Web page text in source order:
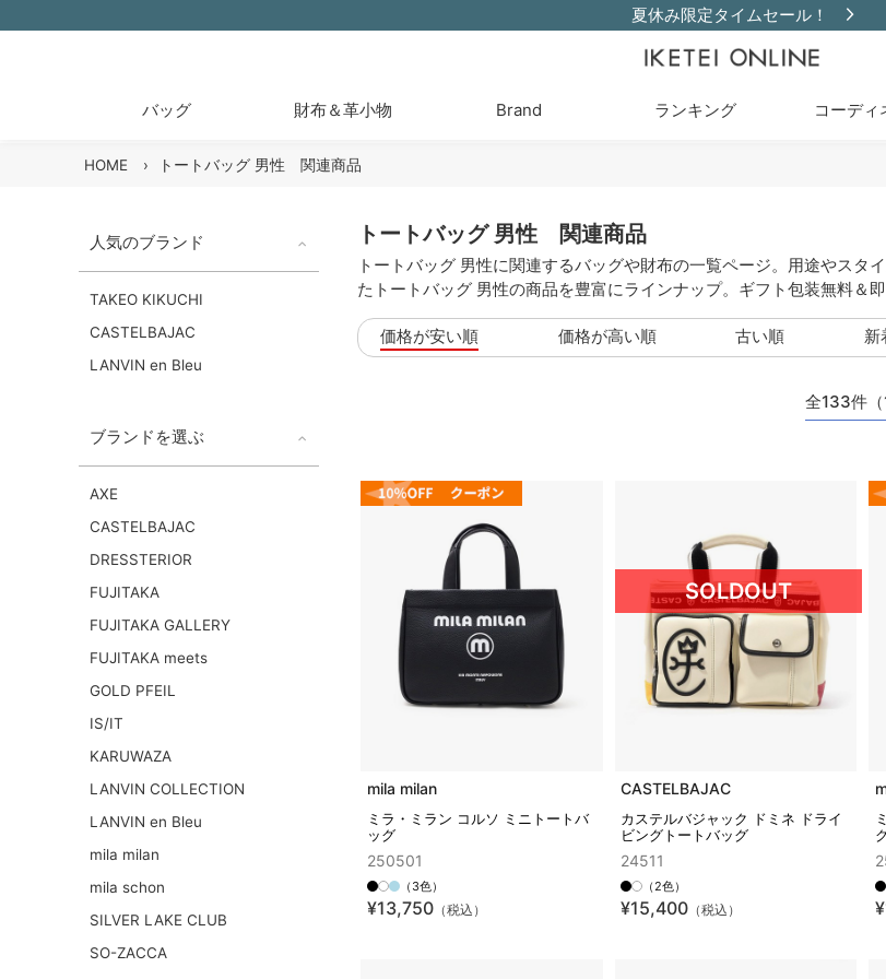
夏休み限定タイムセール！
バッグ 財布＆革小物 Brand ランキング コーディ
HOME › トートバッグ 男性 関連商品
人気のブランド
TAKEO KIKUCHI
CASTELBAJAC
LANVIN en Bleu
ブランドを選ぶ
AXE
CASTELBAJAC
DRESSTERIOR
FUJITAKA
FUJITAKA GALLERY
FUJITAKA meets
GOLD PFEIL
IS/IT
KARUWAZA
LANVIN COLLECTION
LANVIN en Bleu
mila milan
mila schon
SILVER LAKE CLUB
SO-ZACCA
トートバッグ 男性 関連商品
トートバッグ 男性に関連するバッグや財布の一覧ページ。用途やスタ
たトートバッグ 男性の商品を豊富にラインナップ。ギフト包装無料＆即
価格が安い順 価格が高い順 古い順 新
全133件（
mila milan
ミラ・ミラン コルソ ミニトートバ
ッグ
250501
（3色）
¥13,750（税込）
SOLDOUT
CASTELBAJAC
カステルバジャック ドミネ ドライ
ビングトートバッグ
24511
（2色）
¥15,400 （税込）